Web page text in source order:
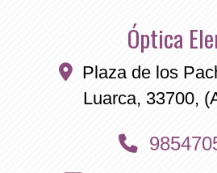
Óptica
Plaza de los
Luarca, 33700,